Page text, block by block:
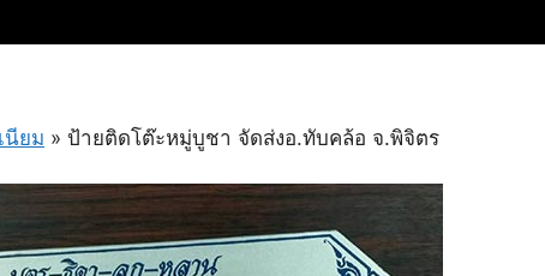
นียม » ป้ายติดโต๊ะหมู่บูชา จัดส่งอ.ทับคล้อ จ.พิจิตร